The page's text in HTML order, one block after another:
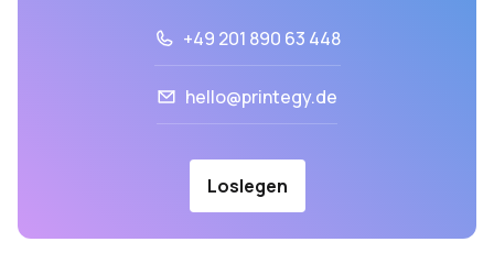
+49 201 890 63 448
hello@printegy.de
Loslegen